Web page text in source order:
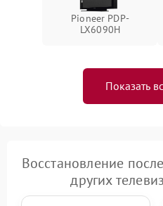
Pioneer PDP-
LX6090H
Показать
Восстановление
других